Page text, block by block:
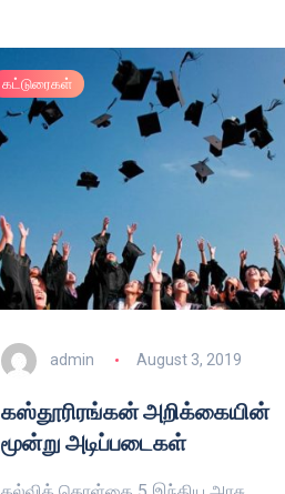
கட்டுரைகள்
admin August 3, 2019
கஸ்தூரிரங்கன் அறிக்கையின்
மூன்று அடிப்படைகள்